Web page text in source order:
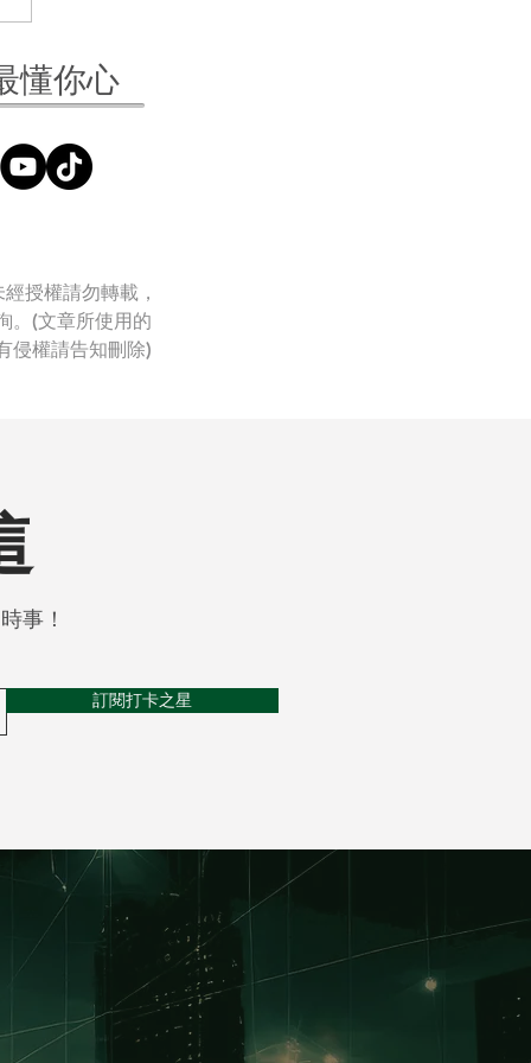
機也能拍線上課？5個
影軟體推薦
懂你心
授權請勿轉載，
。(文章所使用的
侵權請告知刪除)
事！
訂閱打卡之星